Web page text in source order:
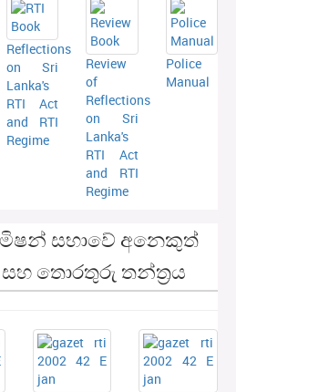
Reflections
on Sri
Lanka's
RTI Act
and RTI
Regime
Review
of
Reflections
on Sri
Lanka's
RTI Act
and RTI
Regime
Police
Manual
සභාවේ අනෙකුත්
සහ තොරතුරු තන්ත්‍රය